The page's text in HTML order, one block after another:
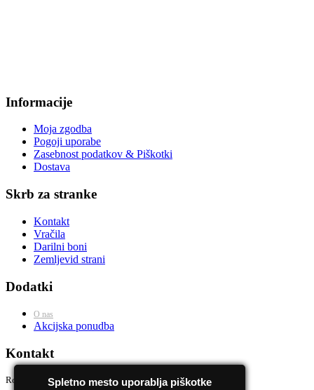
Informacije
Moja zgodba
Pogoji uporabe
Zasebnost podatkov & Piškotki
Dostava
Skrb za stranke
Kontakt
Vračila
Darilni boni
Zemljevid strani
Dodatki
O nas
Akcijska ponudba
Kontakt
Rosidd d.o.oSpletno mesto uporablja piškotke